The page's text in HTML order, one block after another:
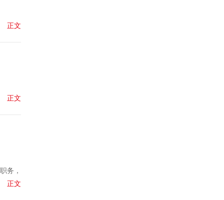
正文
正文
务，
正文